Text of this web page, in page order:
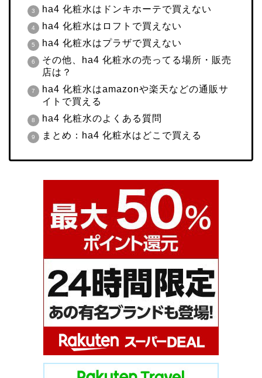
ha4 化粧水はドンキホーテで買えない
ha4 化粧水はロフトで買えない
ha4 化粧水はプラザで買えない
その他、ha4 化粧水の売ってる場所・販売
店は？
ha4 化粧水はamazonや楽天などの通販サ
イトで買える
ha4 化粧水のよくある質問
まとめ：ha4 化粧水はどこで買える